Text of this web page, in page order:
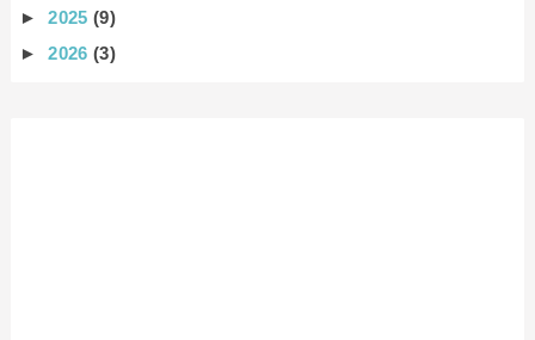
►2025(9)
►2026(3)